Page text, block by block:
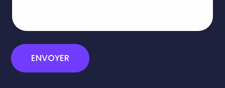
e
s
é
.
e
s
g
e
ENVOYER